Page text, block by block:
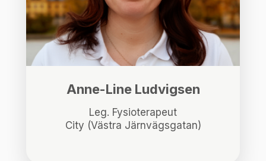
Anne-Line Ludvigsen
Leg. Fysioterapeut
City (Västra Järnvägsgatan)